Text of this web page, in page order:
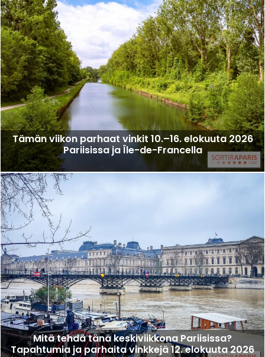
Tämän viikon parhaat vinkit 10.–16. elokuuta 2026
Pariisissa ja Île-de-Francella
Mitä tehdä tänä keskiviikkona Pariisissa?
Tapahtumia ja parhaita vinkkejä 12. elokuuta 2026